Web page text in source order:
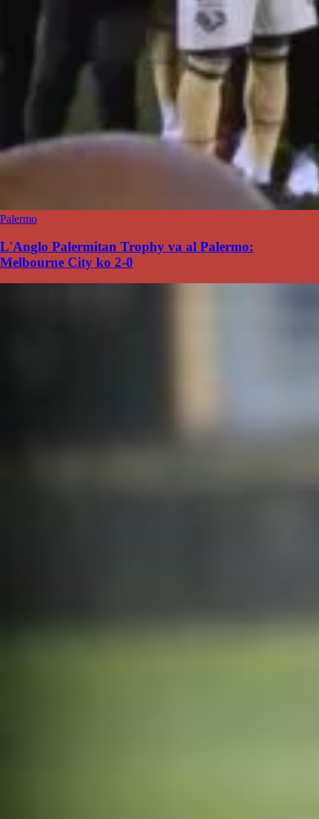
Palermo
L'Anglo Palermitan Trophy va al Palermo:
Melbourne City ko 2-0